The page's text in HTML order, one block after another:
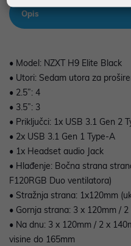
Opis
• Model: NZXT H9 Elite Black
• Utori: Sedam utora za
• 2.5”: 4
• 3.5”: 3
• Priključci: 1x USB 3.1 Gen 2
• 2x USB 3.1 Gen 1 Type-A
• 1x Headset audio Jack
• Hlađenje: Bočna strana
F120RGB Duo ventilatora)
• Stražnja strana: 1x120mm
• Gornja strana: 3 x 120mm /
• Na dnu: 3 x 120mm / 2 x
visine do 165mm